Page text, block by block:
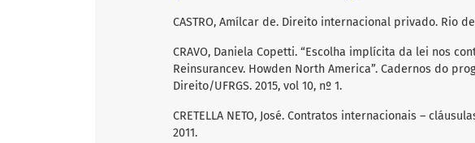
CASTRO, Amílcar de. Direito internacional privado. Rio de
CRAVO, Daniela Copetti. “Escolha implícita da lei nos
Reinsurancev. Howden North America”. Cadernos do
Direito/UFRGS. 2015, vol 10, nº 1.
CRETELLA NETO, José. Contratos internacionais –
2011.